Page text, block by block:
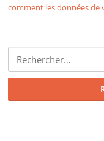
comment les données de